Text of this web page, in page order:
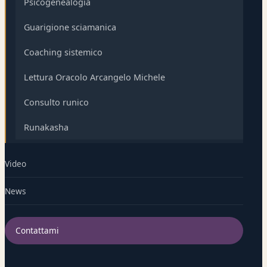
Guarigione sciamanica
Coaching sistemico
Lettura Oracolo Arcangelo Michele
Consulto runico
Runakasha
Video
News
Contattami